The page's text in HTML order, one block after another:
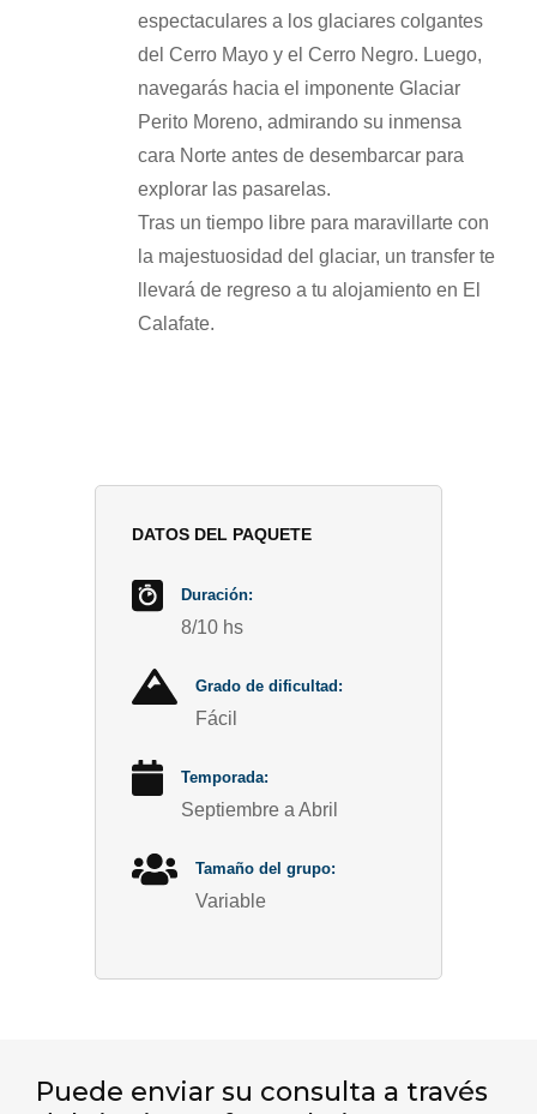
espectaculares a los glaciares colgantes
del Cerro Mayo y el Cerro Negro. Luego,
navegarás hacia el imponente Glaciar
Perito Moreno, admirando su inmensa
cara Norte antes de desembarcar para
explorar las pasarelas.
Tras un tiempo libre para maravillarte con
la majestuosidad del glaciar, un transfer te
llevará de regreso a tu alojamiento en El
Calafate.
DATOS DEL PAQUETE
Duración:
8/10 hs
Grado de dificultad:
Fácil
Temporada:
Septiembre a Abril
Tamaño del grupo:
Variable
Puede enviar su consulta a través